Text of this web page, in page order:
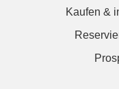
Kaufen &